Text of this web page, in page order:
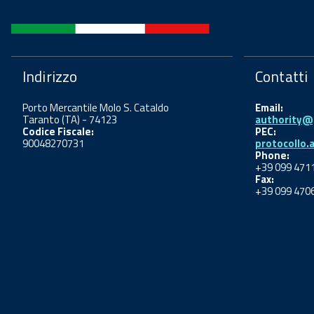
Indirizzo
Porto Mercantile Molo S. Cataldo
Taranto (TA) - 74123
Codice Fiscale:
90048270731
Contatti
Email:
PEC:
Phone:
+39 099
Fax:
+39 099